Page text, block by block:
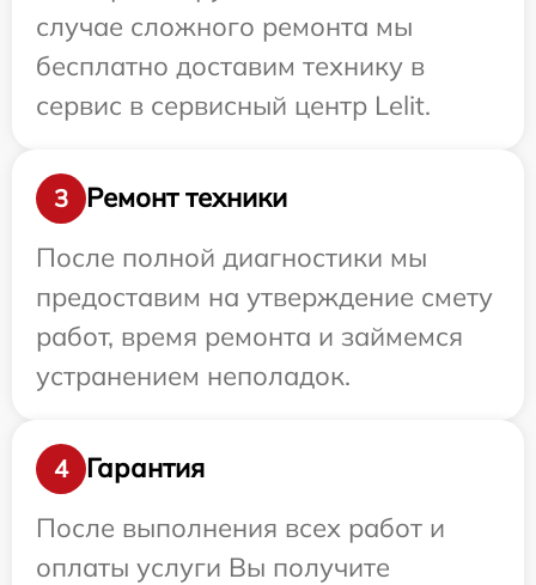
случае сложного ремонта мы
бесплатно доставим технику в
сервис в сервисный центр Lelit.
3
Ремонт техники
После полной диагностики мы
предоставим на утверждение смету
работ, время ремонта и займемся
устранением неполадок.
4
Гарантия
После выполнения всех работ и
оплаты услуги Вы получите